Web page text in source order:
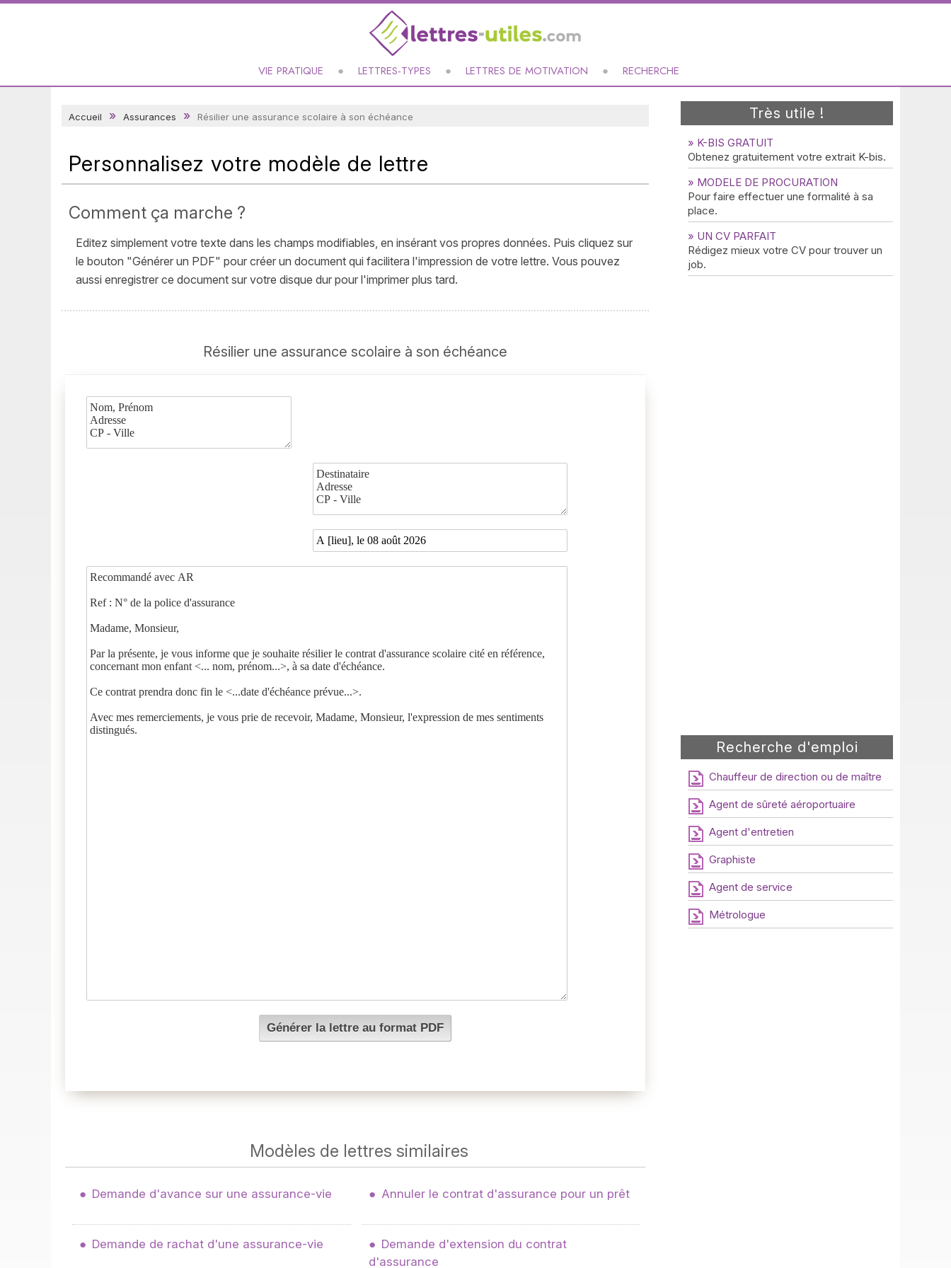
VIE PRATIQUE LETTRES-TYPES LETTRES DE MOTIVATION RECHERCHE
Accueil Assurances Résilier une assurance scolaire à son échéance
Personnalisez votre modèle de lettre
Comment ça marche ?
Editez simplement votre texte dans les champs modifiables, en insérant vos propres données. Puis cliquez sur
le bouton "Générer un PDF" pour créer un document qui facilitera l'impression de votre lettre. Vous pouvez
aussi enregistrer ce document sur votre disque dur pour l'imprimer plus tard.
Résilier une assurance scolaire à son échéance
Modèles de lettres similaires
Demande d'avance sur une assurance-vie Annuler le contrat d'assurance pour un prêt
Demande de rachat d'une assurance-vie
Demande d'extension du contrat
d'assurance
Très utile !
» K-BIS GRATUIT
Obtenez gratuitement votre extrait K-bis.
» MODELE DE PROCURATION
Pour faire effectuer une formalité à sa
place.
» UN CV PARFAIT
Rédigez mieux votre CV pour trouver un
job.
Recherche d'emploi
Chauffeur de direction ou de maître
Agent de sûreté aéroportuaire
Agent d'entretien
Graphiste
Agent de service
Métrologue